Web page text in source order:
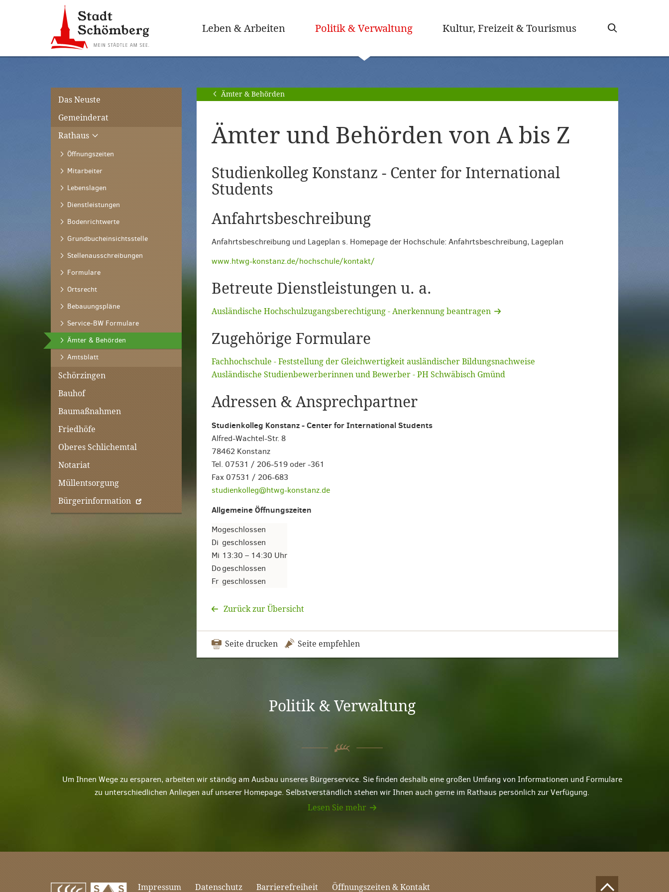
Hauptnavigation
[0]
[1]
Leben & Arbeiten Politik & Verwaltung(ausgewählt)Kultur, Freizeit & Tourismus
Das Neuste
Gemeinderat
Rathaus
Öffnungszeiten
Mitarbeiter
Lebenslagen
Dienstleistungen
Bodenrichtwerte
Grundbucheinsichtsstelle
Stellenausschreibungen
Formulare
Ortsrecht
Bebauungspläne
Service-BW Formulare
Ämter & Behörden
Amtsblatt
Schörzingen
Bauhof
Baumaßnahmen
Friedhöfe
Oberes Schlichemtal
Notariat
Müllentsorgung
Bürgerinformation
Ämter & Behörden
Ämter und Behörden von A bis Z
Studienkolleg Konstanz - Center for International
Students
Anfahrtsbeschreibung
Anfahrtsbeschreibung und Lageplan s. Homepage der Hochschule: Anfahrtsbeschreibung, Lageplan
www.htwg-konstanz.de/hochschule/kontakt/
Betreute Dienstleistungen u. a.
Ausländische Hochschulzugangsberechtigung - Anerkennung beantragen
Zugehörige Formulare
Fachhochschule - Feststellung der Gleichwertigkeit ausländischer Bildungsnachweise
Ausländische Studienbewerberinnen und Bewerber - PH Schwäbisch Gmünd
Adressen & Ansprechpartner
Studienkolleg Konstanz - Center for International Students
Alfred-Wachtel-Str. 8
78462 Konstanz
Tel. 07531 / 206-519 oder -361
Fax 07531 / 206-683
studienkolleg@htwg-konstanz.de
Allgemeine Öffnungszeiten
Mogeschlossen
Di geschlossen
Mi 13:30 – 14:30 Uhr
Dogeschlossen
Fr geschlossen
Zurück zur Übersicht
Seite drucken Seite empfehlen
Politik & Verwaltung
Um Ihnen Wege zu ersparen, arbeiten wir ständig am Ausbau unseres Bürgerservice. Sie finden deshalb eine großen Umfang von Informationen und Formulare
zu unterschiedlichen Anliegen auf unserer Homepage. Selbstverständlich stehen wir Ihnen auch gerne im Rathaus persönlich zur Verfügung.
Lesen Sie mehr
Impressum Datenschutz Barrierefreiheit Öffnungszeiten & Kontakt